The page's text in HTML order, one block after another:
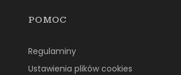
Linki w stopce
POMOC
Regulaminy
Ustawienia plików cookies